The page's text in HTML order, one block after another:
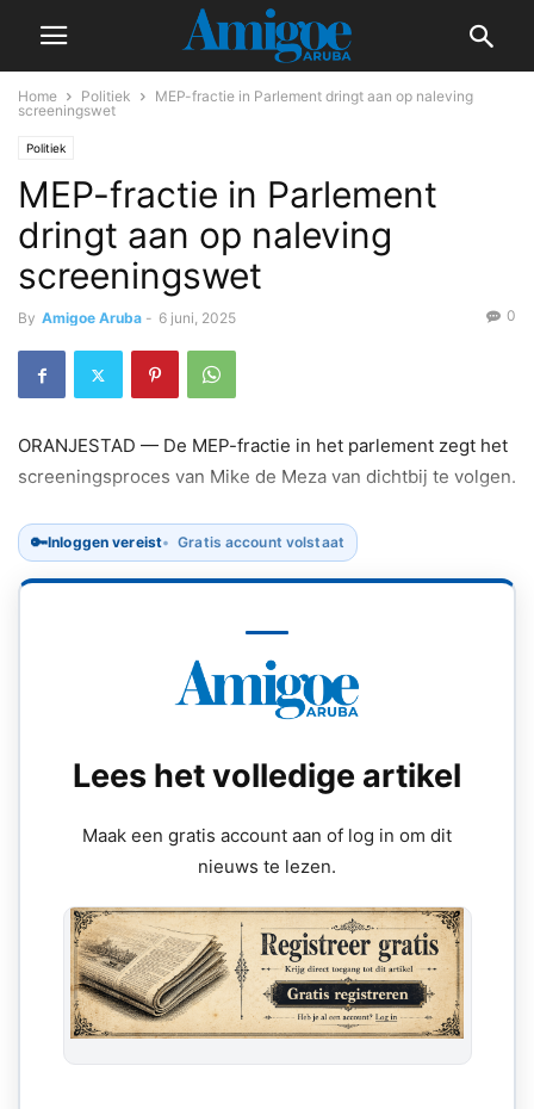
Home Politiek
MEP-fractie in Parlement dringt aan op naleving
screeningswet
Politiek
MEP-fractie in Parlement
dringt aan op naleving
screeningswet
By Amigoe Aruba - 6 juni, 2025 0
ORANJESTAD — De MEP-fractie in het parlement zegt het
screeningsproces van Mike de Meza van dichtbij te volgen.
🔑Inloggen vereist Gratis account volstaat
Lees het volledige artikel
Maak een gratis account aan of log in om dit
nieuws te lezen.